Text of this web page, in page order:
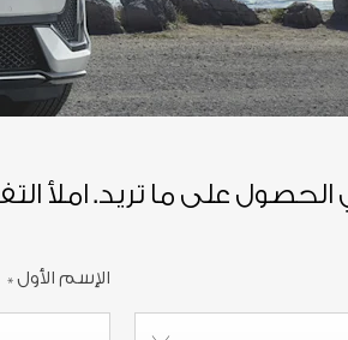
على ما تريد. املأ
الإسم الأول*